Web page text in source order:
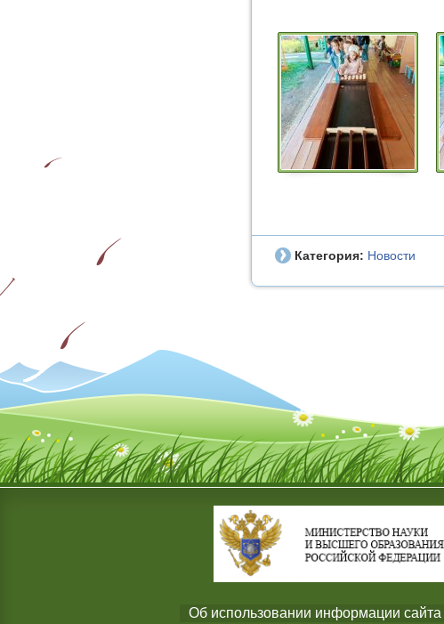
Категория: Новости
Об использовании информации сайта